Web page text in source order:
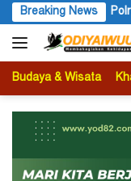
Langsung
ke
konten
Breaking News
Polres Jayapura
Budaya & Wisata